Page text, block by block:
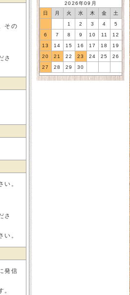
その
さ
い。
さ
い。
発信
。
2026年09月
日
月 火 水 木 金
土
1
2 3 4
5
6
7 8 9 10 11
12
13
14 15 16 17 18
19
20
21 22 23 24 25
26
27
28 29 30